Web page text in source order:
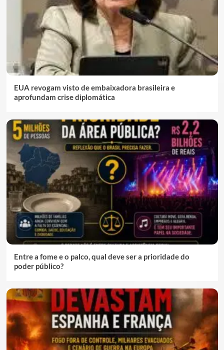
EUA revogam visto de embaixadora brasileira e
aprofundam crise diplomática
Entre a fome e o palco, qual deve ser a prioridade do
poder público?